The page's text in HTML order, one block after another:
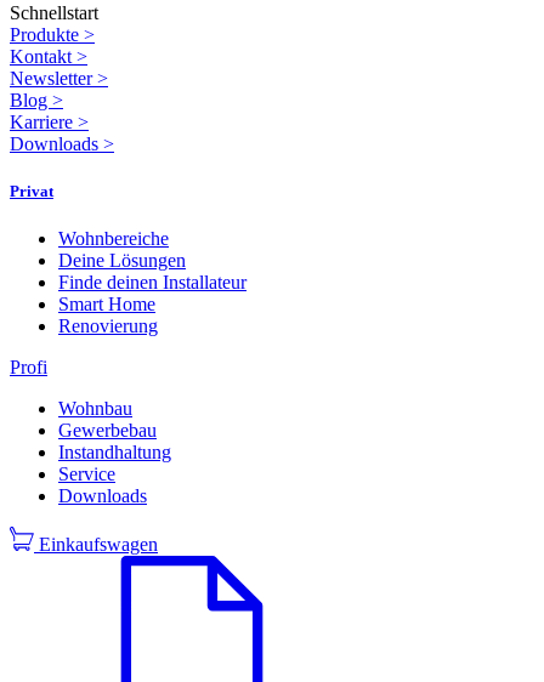
Schnellstart
Produkte >
Kontakt >
Newsletter>
Blog >
Karriere >
Downloads >
Privat
Wohnbereiche
Deine Lösungen
Finde deinen Installateur
Smart Home
Renovierung
Profi
Wohnbau
Gewerbebau
Instandhaltung
Service
Downloads
Einkaufswagen